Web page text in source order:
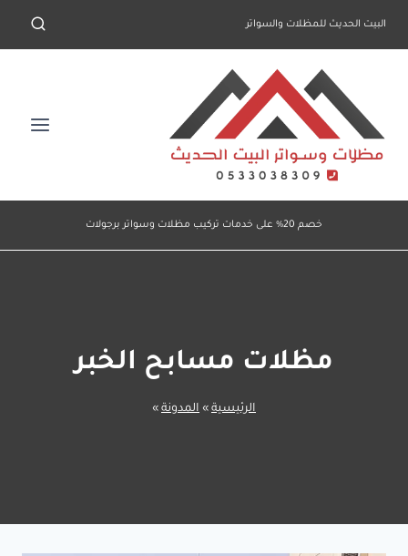
البيت الحديث للمظلات والسواتر
خصم 20% على خدمات تركيب مظلات وسواتر برجولات
مظلات مسابح الخبر
الرئيسية » المدونة »